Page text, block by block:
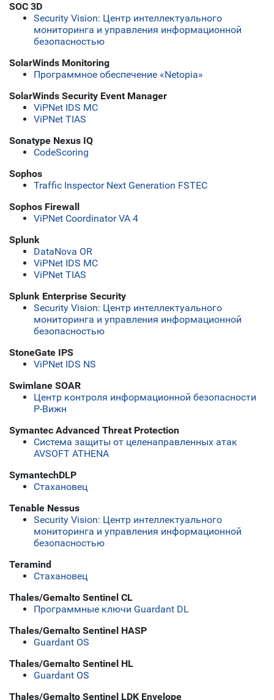
SOC 3D
Security Vision: Центр интеллектуального
мониторинга и управления информационной
безопасностью
SolarWinds Monitoring
Программное обеспечение «Netopia»
SolarWinds Security Event Manager
ViPNet IDS MC
ViPNet TIAS
Sonatype Nexus IQ
CodeScoring
Sophos
Traffic Inspector Next Generation FSTEC
Sophos Firewall
ViPNet Coordinator VA 4
Splunk
DataNova OR
ViPNet IDS MC
ViPNet TIAS
Splunk Enterprise Security
Security Vision: Центр интеллектуального
мониторинга и управления информационной
безопасностью
StoneGate IPS
ViPNet IDS NS
Swimlane SOAR
Центр контроля информационной безопасности
Р-Вижн
Symantec Advanced Threat Protection
Система защиты от целенаправленных атак
AVSOFT ATHENA
SymantechDLP
Стахановец
Tenable Nessus
Security Vision: Центр интеллектуального
мониторинга и управления информационной
безопасностью
Teramind
Стахановец
Thales/Gemalto Sentinel CL
Программные ключи Guardant DL
Thales/Gemalto Sentinel HASP
Guardant OS
Thales/Gemalto Sentinel HL
Guardant OS
Thales/Gemalto Sentinel LDK Envelope